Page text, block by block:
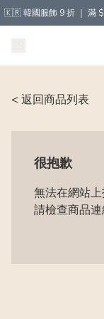
🇰🇷 韓國服飾 9 折 ｜ 滿
< 返回商品列表
很抱歉
無法在網站上
請檢查商品連